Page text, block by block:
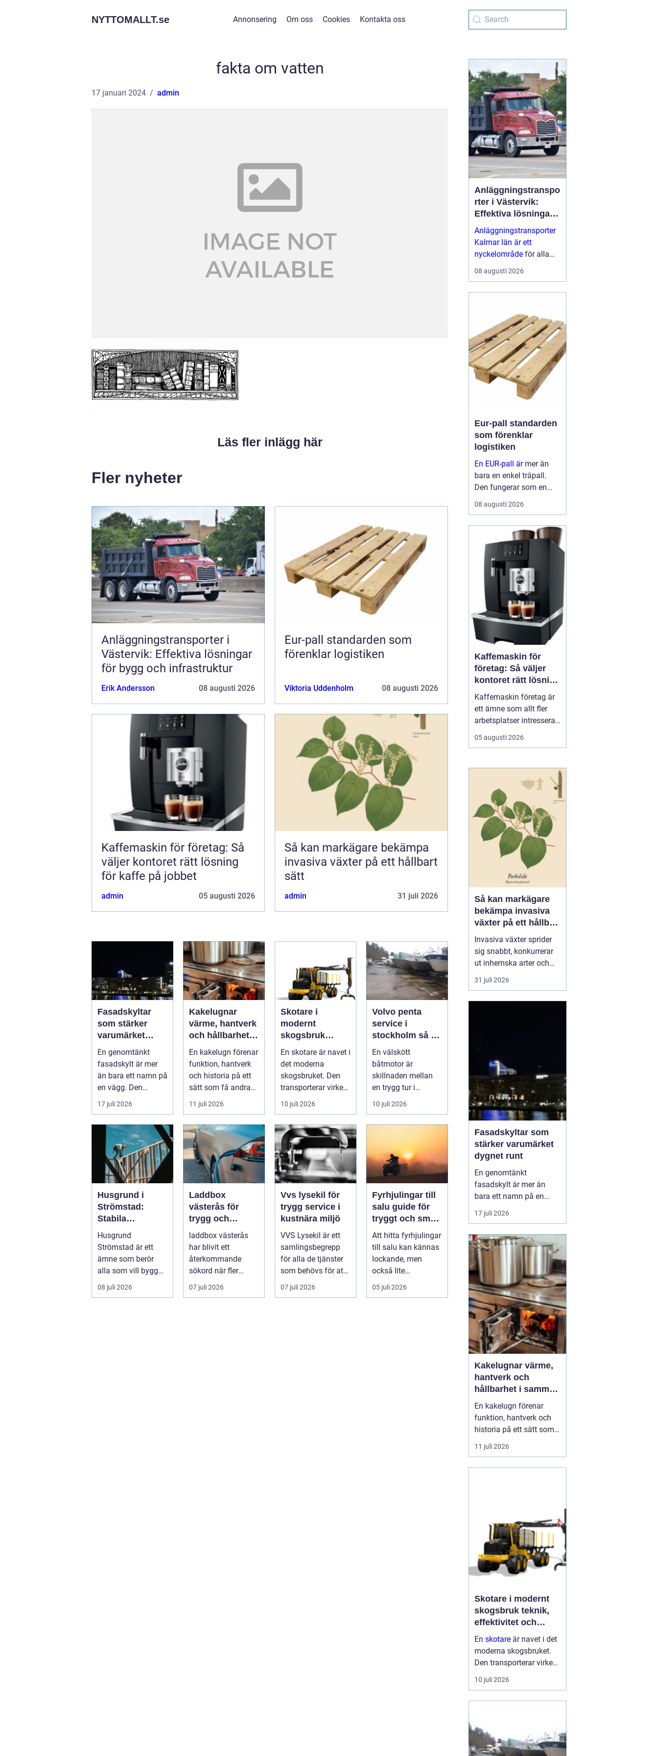
NYTTOMALLT.se Annonsering Om oss Cookies Kontakta oss
fakta om vatten
17 januari 2024 admin
Läs fler inlägg här
Fler nyheter
Anläggningstransporter i
Västervik: Effektiva lösningar
för bygg och infrastruktur
Erik Andersson 08 augusti 2026
Eur-pall standarden som
förenklar logistiken
Viktoria Uddenholm 08 augusti 2026
Kaffemaskin för företag: Så
väljer kontoret rätt lösning
för kaffe på jobbet
admin 05 augusti 2026
Så kan markägare bekämpa
invasiva växter på ett hållbart
sätt
admin 31 juli 2026
Fasadskyltar
som stärker
varumärket
dygnet runt
En genomtänkt
fasadskylt är mer
än bara ett namn på
en vägg. Den
fungerar ...
17 juli 2026
Kakelugnar
värme, hantverk
och hållbarhet i
samma eldstad
En kakelugn förenar
funktion, hantverk
och historia på ett
sätt som få andra
inredningsdetaljer
gör....
11 juli 2026
Skotare i
modernt
skogsbruk
teknik,
effektivitet och
hållbarhet
En skotare är navet i
det moderna
skogsbruket. Den
transporterar virke
från
avverkningsplatsen
till ...
10 juli 2026
Volvo penta
service i
stockholm så tar
du hand om din
båtmotor på rätt
sätt
En välskött
båtmotor är
skillnaden mellan
en trygg tur i
skärgården och en
sommar fylld av
ofrivilli...
10 juli 2026
Husgrund i
Strömstad:
Stabila
lösningar för
boende vid
kusten
Husgrund
Strömstad är ett
ämne som berör
alla som vill bygga
tryggt och lå...
08 juli 2026
Laddbox
västerås för
trygg och
effektiv
hemmaladdning
laddbox västerås
har blivit ett
återkommande
sökord när fler
elbilsägare vill
ladda hemma på ett
07 juli 2026
Vvs lysekil för
trygg service i
kustnära miljö
VVS Lysekil är ett
samlingsbegrepp
för alla de tjänster
som behövs för att
vatten, värme och
avlopp ...
07 juli 2026
Fyrhjulingar till
salu guide för
tryggt och smart
köp
Att hitta fyrhjulingar
till salu kan kännas
lockande, men
också lite
överväldigande.
Utbudet är stor...
05 juli 2026
Anläggningstranspo
rter i Västervik:
Effektiva lösningar
för bygg och
infrastruktur
Anläggningstransporter
Kalmar län är ett
nyckelområde för alla
som driver bygg och
anläggningsprojekt ...
08 augusti 2026
Eur-pall standarden
som förenklar
logistiken
En EUR-pall ärmer än
bara en enkel träpall.
Den fungerar som en
gemensam standard för
transport och lagring i
och stora delar av
världen. När företag
använder s...
08 augusti 2026
Kaffemaskin för
företag: Så väljer
kontoret rätt lösning
för kaffe på jobbet
Kaffemaskin företag är
ett ämne som allt fler
arbetsplatser intresserar
sig för när de vill höja
trivsel och effektivitet på
en naturlig del av
arbetsdagen, och många
medarbetare up...
05 augusti 2026
Så kan markägare
bekämpa invasiva
växter på ett hållbart
sätt
Invasiva växter sprider
sig snabbt, konkurrerar
ut inhemska arter och
kan på sikt förändra hela
ekosystem. De orsakar
man ska agera, utan
hu...
31 juli 2026
Fasadskyltar som
stärker varumärket
dygnet runt
En genomtänkt
fasadskylt är mer än
bara ett namn på en
vägg. Den fungerar som
företagets ansikte utåt,
signalerar kvalitet innan
någon ens har klivit
innanför dörren. F&o...
17 juli 2026
Kakelugnar värme,
hantverk och
hållbarhet i samma
eldstad
En kakelugn förenar
funktion, hantverk och
historia på ett sätt som
få andra
inredningsdetaljer gör.
energikostnader. I en tid
där många söker...
11 juli 2026
Skotare i modernt
skogsbruk teknik,
effektivitet och
hållbarhet
En skotare är navet i det
moderna skogsbruket.
Den transporterar virke
från avverkningsplatsen
till bilväg eller
förhållanden. Rä...
10 juli 2026